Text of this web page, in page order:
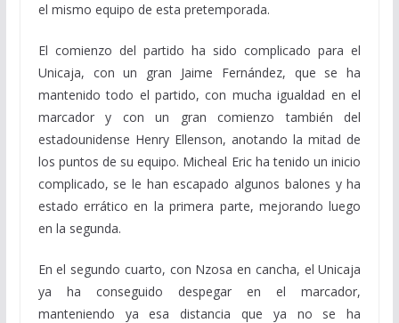
el mismo equipo de esta pretemporada.
El comienzo del partido ha sido complicado para el
Unicaja, con un gran Jaime Fernández, que se ha
mantenido todo el partido, con mucha igualdad en el
marcador y con un gran comienzo también del
estadounidense Henry Ellenson, anotando la mitad de
los puntos de su equipo. Micheal Eric ha tenido un inicio
complicado, se le han escapado algunos balones y ha
estado errático en la primera parte, mejorando luego
en la segunda.
En el segundo cuarto, con Nzosa en cancha, el Unicaja
ya ha conseguido despegar en el marcador,
manteniendo ya esa distancia que ya no se ha